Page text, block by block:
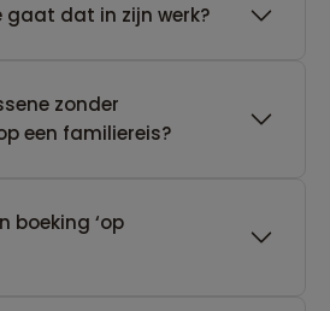
gaat dat in zijn werk?
zonder
een familiereis?
boeking ‘op